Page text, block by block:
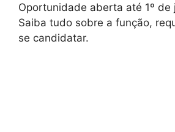
Oportunidade aberta até 1º de
Saiba tudo sobre a função,
se candidatar.